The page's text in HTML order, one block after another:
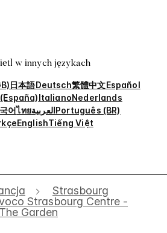
w innych językach
日本語Deutsch繁體中文Español
ItalianoNederlands
어ไทยالعربيةPortuguês (BR)
EnglishTiếng Việt
Strasbourg
Strasbourg Centre -
The Garden